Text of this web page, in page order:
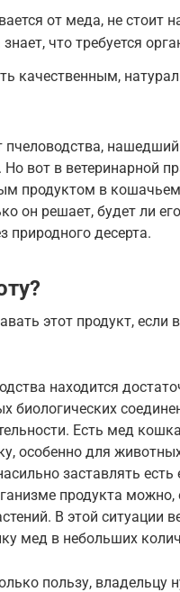
от меда, не стоит
что требуется
качественным,
вот в ветеринарной
продуктом в кошачьем
он решает, будет ли
природного десерта.
этот продукт, если
находится
биологических
Есть мед
особенно для
заставлять
продукта
В этой ситуации
мед в небольших
пользу, владельцу